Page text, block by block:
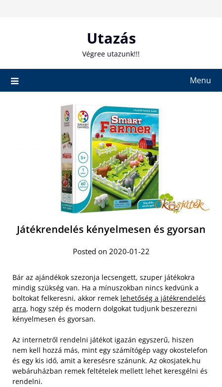
Utazás
Végree utazunk!!!
Menu
Játékrendelés kényelmesen és gyorsan
Posted on 2020-01-22
Bár az ajándékok szezonja lecsengett, szuper játékokra
mindig szükség van. Ha a mínuszokban nincs kedvünk a
boltokat felkeresni, akkor remek lehetőség a játékrendelés
arra, hogy szép és modern dolgokat tudjunk beszerezni
kényelmesen és gyorsan.
Az internetről rendelni játékot igazán egyszerű, hiszen
nem kell hozzá más, mint egy számítógép vagy okostelefon
és egy kis idő, amit a keresésre szánunk. Az okosjatek.hu
webáruházban remek feltételek mellett lehet keresgélni és
rendelni.